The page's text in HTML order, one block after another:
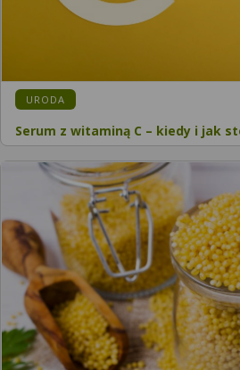
URODA
Serum z witaminą C – kiedy i jak